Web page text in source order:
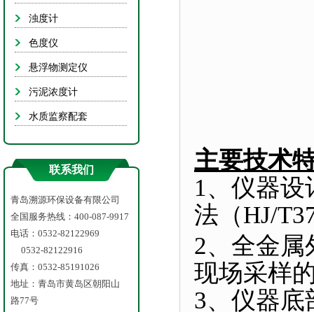
浊度计
色度仪
悬浮物测定仪
污泥浓度计
水质监察配套
联系我们
青岛溯源环保设备有限公司
全国服务热线：400-087-9917
电话：0532-82122969
0532-82122916
传真：0532-85191026
地址：青岛市黄岛区朝阳山
路77号
主要技术
1、仪器
法（HJ/
2、全金属
现场采样
3、仪器底